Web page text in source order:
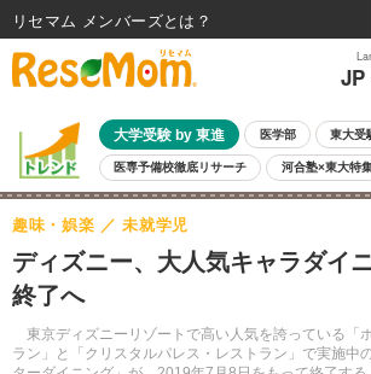
JP
大学受験 by 東進 医学部 東大受
医専予備校徹底リサーチ 河合塾×東大特
親子で考える大学選び 高校受験 中学受験 小
共通テスト 夏休み
8月開催イベント・WS 全国公立高校 過去問 人気記
自由研究教材（小学生向け）
ディズニー、大人気キャラダイ
終了へ
東京ディズニーリゾートで高い人気を誇っている「
ラン」と「クリスタルパレス・レストラン」で実施中
趣味・娯楽 未就学児
リセマム メンバーズ